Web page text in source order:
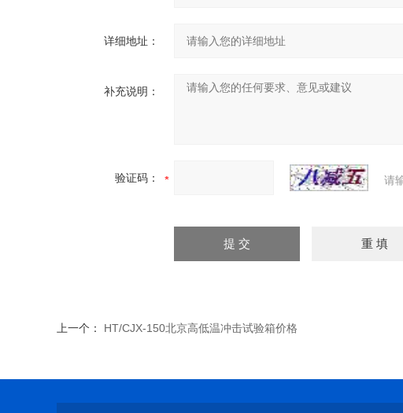
详细地址：
补充说明：
验证码： 请
上一个： HT/CJX-150北京高低温冲击试验箱价格